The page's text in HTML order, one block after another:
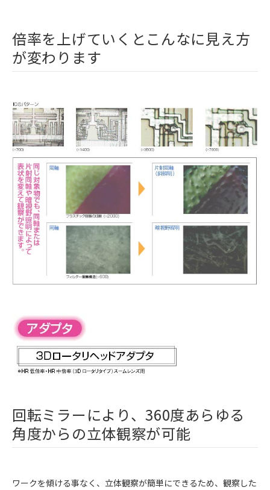
倍率を上げていくとこんなに見え方
が変わります
回転ミラーにより、360度あらゆる
角度からの立体観察が可能
ワークを傾ける事なく、立体観察が簡単にできるため、観察した